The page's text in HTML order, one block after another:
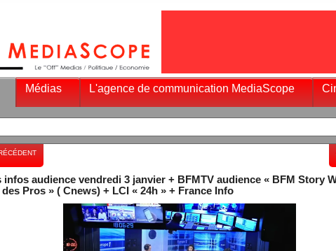
Médias L'agence de communication MediaScope
infos audience vendredi 3 janvier + BFMTV audience « BFM Story
des Pros » ( Cnews) + LCI « 24h » + France Info